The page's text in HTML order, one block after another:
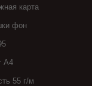
карта
фон
А4
55 г/м